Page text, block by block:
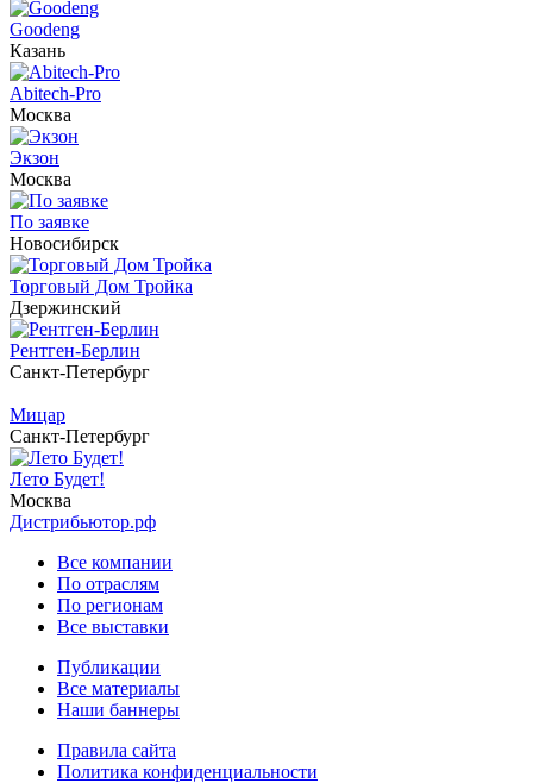
Goodeng
Казань
Abitech-Pro
Москва
Экзон
Москва
По заявке
Новосибирск
Торговый Дом Тройка
Дзержинский
Рентген-Берлин
Санкт-Петербург
Мицар
Санкт-Петербург
Лето Будет!
Москва
Дистрибьютор.рф
Все компании
По отраслям
По регионам
Все выставки
Публикации
Все материалы
Наши баннеры
Правила сайта
Политика конфиденциальности